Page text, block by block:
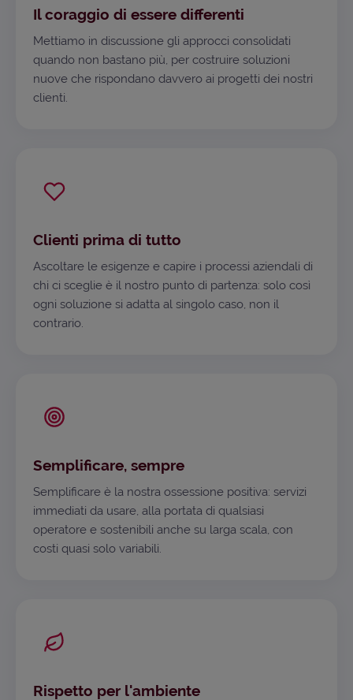
Il coraggio di essere differenti
Mettiamo in discussione gli approcci consolidati
quando non bastano più, per costruire soluzioni
nuove che rispondano davvero ai progetti dei nostri
clienti.
Clienti prima di tutto
Ascoltare le esigenze e capire i processi aziendali di
chi ci sceglie è il nostro punto di partenza: solo così
ogni soluzione si adatta al singolo caso, non il
contrario.
Semplificare, sempre
Semplificare è la nostra ossessione positiva: servizi
immediati da usare, alla portata di qualsiasi
operatore e sostenibili anche su larga scala, con
costi quasi solo variabili.
Rispetto per l'ambiente